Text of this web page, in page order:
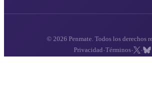
© 2026 Penmate. Todos los derechos
Privacidad ·Términos· ·